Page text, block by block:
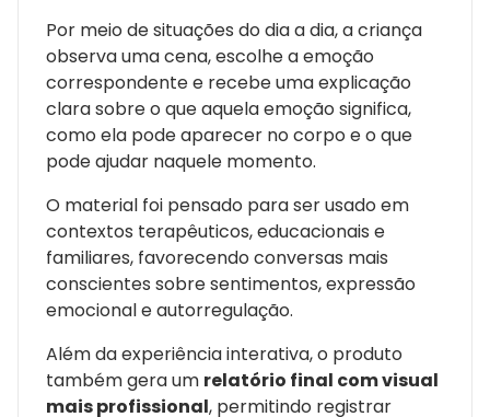
Por meio de situações do dia a dia, a criança
observa uma cena, escolhe a emoção
correspondente e recebe uma explicação
clara sobre o que aquela emoção significa,
como ela pode aparecer no corpo e o que
pode ajudar naquele momento.
O material foi pensado para ser usado em
contextos terapêuticos, educacionais e
familiares, favorecendo conversas mais
conscientes sobre sentimentos, expressão
emocional e autorregulação.
Além da experiência interativa, o produto
também gera um relatório final com visual
mais profissional, permitindo registrar